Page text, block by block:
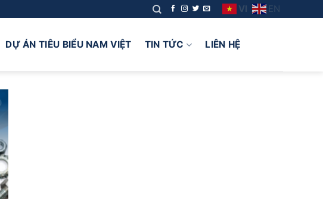
VI EN
DỰ ÁN TIÊU BIỂU NAM VIỆT TIN TỨC LIÊN HỆ